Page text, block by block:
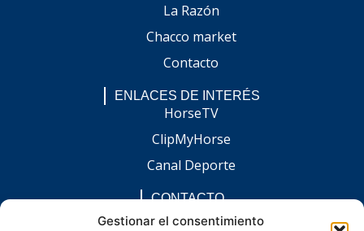
Gestionar el consentimiento
La Razón
Chacco market
Contacto
ENLACES DE INTERÉS
HorseTV
ClipMyHorse
Canal Deporte
CONTACTO
comunicacion@chaccoinfo.com